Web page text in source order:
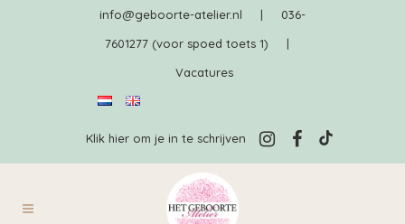
info@geboorte-atelier.nl | 036-
7601277 (voor spoed toets 1) |
Vacatures
Klik hier om je in te schrijven